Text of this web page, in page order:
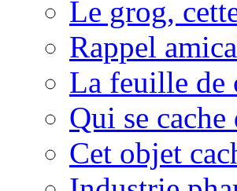
Le grog,
Rappel
La feuille de
Qui se
Cet objet